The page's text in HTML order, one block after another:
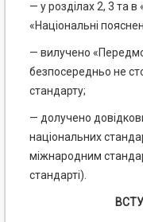
— у розділах 2, 3 та в
«Національні
— вилучено
безпосередньо не
стандарту;
— долучено
національних
міжнародним
стандарті).